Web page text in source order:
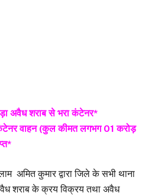
अवैध शराब से भरा कंटेनर*
वाहन (कुल कीमत लगभग 01 करोड़
अमित कुमार द्वारा जिले के सभी थाना
शराब के क्रय विक्रय तथा अवैध